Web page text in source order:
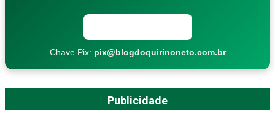
Chave Pix: pix@blogdoquirinoneto.com.br
Publicidade